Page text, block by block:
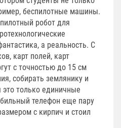
беспилотные машины.
робот для
а реальность. С
карт полей, карт
с точностью до 15 см
собирать землянику и
только единичные
телефон еще пару
с кирпич и стоил